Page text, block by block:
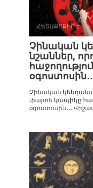
ՀԵՏԱՔՐՔԻՐ Է
Չինական
նշաններ,
Չինական
փայտե կապիկը
օգոստոսին․․․